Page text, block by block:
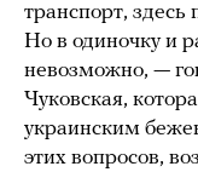
транспорт, здесь
Но в одиночку и
невозможно, —
Чуковская,
украинским
этих вопросов,